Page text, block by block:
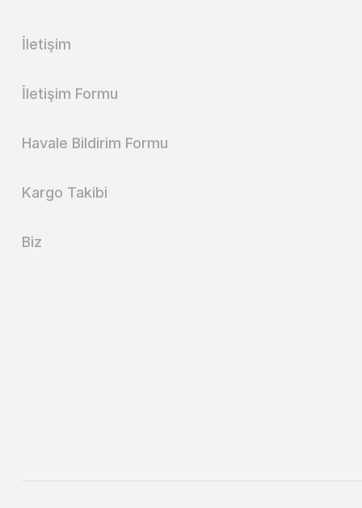
İletişim
İletişim Formu
Havale Bildirim Formu
Kargo Takibi
Biz